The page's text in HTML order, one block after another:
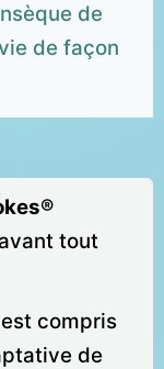
de
de façon
tout
compris
de